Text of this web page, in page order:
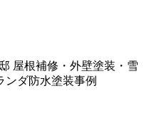
屋根補修・外壁塗装・雪
ンダ防水塗装事例